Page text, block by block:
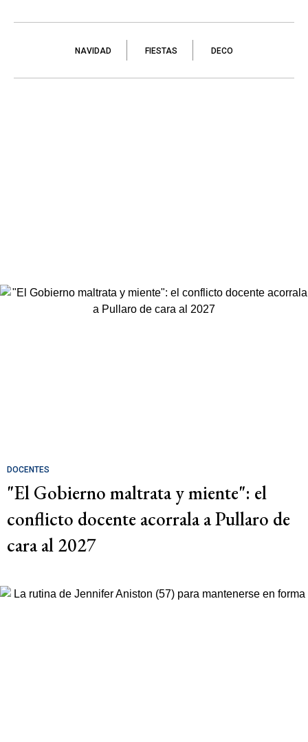
NAVIDAD FIESTAS DECO
DOCENTES
"El Gobierno maltrata y miente": el
conflicto docente acorrala a Pullaro de
cara al 2027